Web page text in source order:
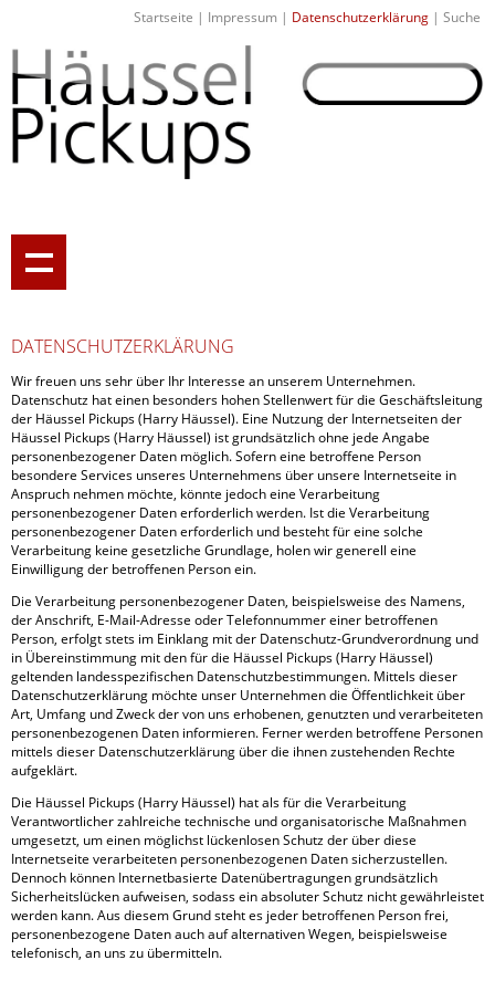
Startseite | Impressum | Datenschutzerklärung | Suche
DATENSCHUTZERKLÄRUNG
Wir freuen uns sehr über Ihr Interesse an unserem Unternehmen.
Datenschutz hat einen besonders hohen Stellenwert für die Geschäftsleitung
der Häussel Pickups (Harry Häussel). Eine Nutzung der Internetseiten der
Häussel Pickups (Harry Häussel) ist grundsätzlich ohne jede Angabe
personenbezogener Daten möglich. Sofern eine betroffene Person
besondere Services unseres Unternehmens über unsere Internetseite in
Anspruch nehmen möchte, könnte jedoch eine Verarbeitung
personenbezogener Daten erforderlich werden. Ist die Verarbeitung
personenbezogener Daten erforderlich und besteht für eine solche
Verarbeitung keine gesetzliche Grundlage, holen wir generell eine
Einwilligung der betroffenen Person ein.
Die Verarbeitung personenbezogener Daten, beispielsweise des Namens,
der Anschrift, E-Mail-Adresse oder Telefonnummer einer betroffenen
Person, erfolgt stets im Einklang mit der Datenschutz-Grundverordnung und
in Übereinstimmung mit den für die Häussel Pickups (Harry Häussel)
geltenden landesspezifischen Datenschutzbestimmungen. Mittels dieser
Datenschutzerklärung möchte unser Unternehmen die Öffentlichkeit über
Art, Umfang und Zweck der von uns erhobenen, genutzten und verarbeiteten
personenbezogenen Daten informieren. Ferner werden betroffene Personen
mittels dieser Datenschutzerklärung über die ihnen zustehenden Rechte
aufgeklärt.
Die Häussel Pickups (Harry Häussel) hat als für die Verarbeitung
Verantwortlicher zahlreiche technische und organisatorische Maßnahmen
umgesetzt, um einen möglichst lückenlosen Schutz der über diese
Internetseite verarbeiteten personenbezogenen Daten sicherzustellen.
Dennoch können Internetbasierte Datenübertragungen grundsätzlich
Sicherheitslücken aufweisen, sodass ein absoluter Schutz nicht gewährleistet
werden kann. Aus diesem Grund steht es jeder betroffenen Person frei,
personenbezogene Daten auch auf alternativen Wegen, beispielsweise
telefonisch, an uns zu übermitteln.